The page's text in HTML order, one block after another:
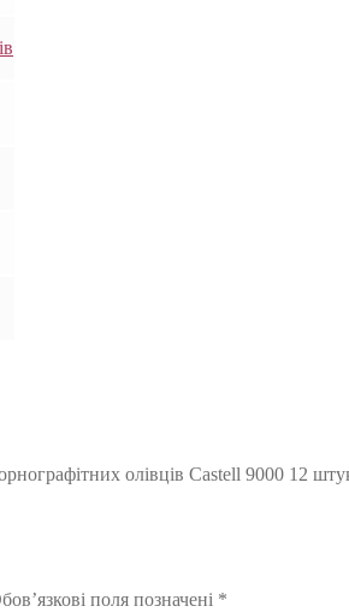
олівців Castell 9000 12
поля позначені *